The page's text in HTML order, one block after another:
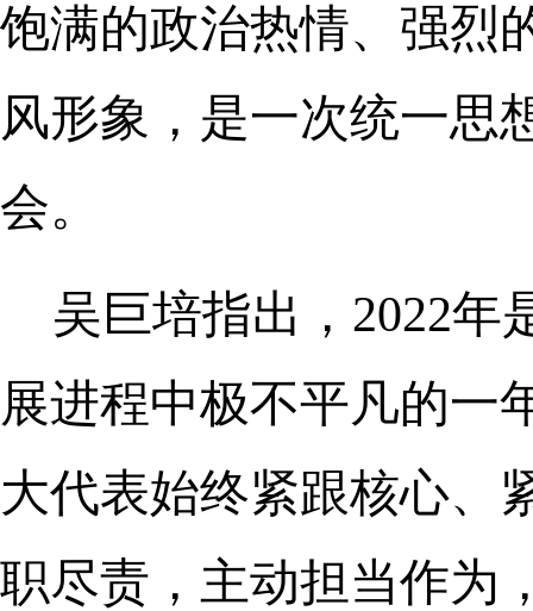
饱满的政治热情、强烈
风形象，是一次统一思
会。
吴巨培指出，2022年
展进程中极不平凡的一
大代表始终紧跟核心、
职尽责，主动担当作为